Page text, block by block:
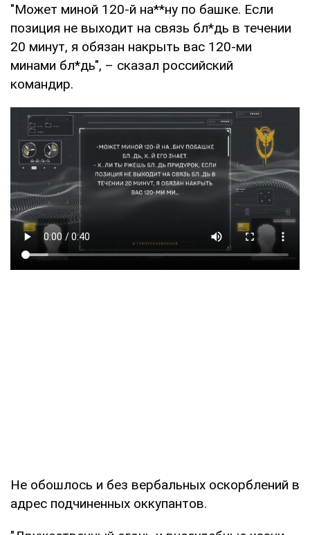
"Может миной 120-й на**ну по башке. Если
позиция не выходит на связь бл*дь в течении
20 минут, я обязан накрыть вас 120-ми
минами бл*дь", – сказал российский
командир.
Не обошлось и без вербальных оскорблений в
адрес подчиненных оккупантов.